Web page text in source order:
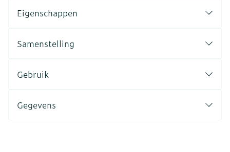
Eigenschappen
Samenstelling
Gebruik
Gegevens